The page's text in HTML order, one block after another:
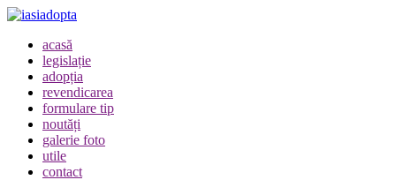
acasă
legislație
adopția
revendicarea
formulare tip
noutăți
galerie foto
utile
contact